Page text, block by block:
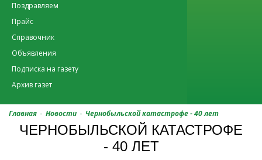
Поздравляем
Прайс
Справочник
Объявления
Подписка на газету
Архив газет
Главная - Новости - Чернобыльской катастрофе - 40 лет
ЧЕРНОБЫЛЬСКОЙ КАТАСТРОФЕ
- 40 ЛЕТ